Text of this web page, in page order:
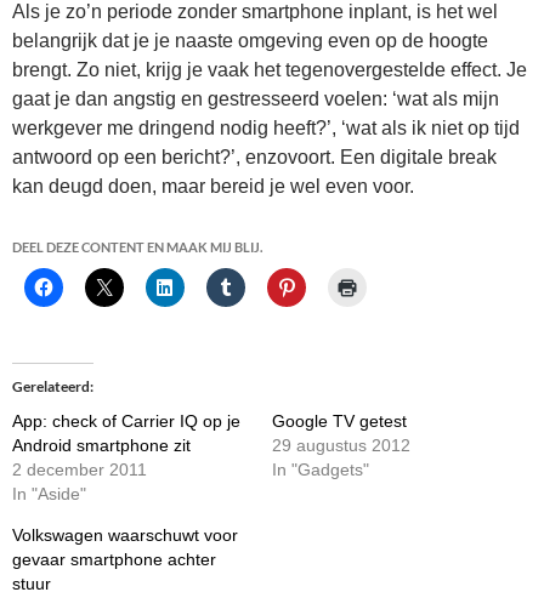
Als je zo’n periode zonder smartphone inplant, is het wel
belangrijk dat je je naaste omgeving even op de hoogte
brengt. Zo niet, krijg je vaak het tegenovergestelde effect. Je
gaat je dan angstig en gestresseerd voelen: ‘wat als mijn
werkgever me dringend nodig heeft?’, ‘wat als ik niet op tijd
antwoord op een bericht?’, enzovoort. Een digitale break
kan deugd doen, maar bereid je wel even voor.
DEEL DEZE CONTENT EN MAAK MIJ BLIJ.
Gerelateerd
App: check of Carrier IQ op je
Android smartphone zit
2 december 2011
In "Aside"
Google TV getest
29 augustus 2012
In "Gadgets"
Volkswagen waarschuwt voor
gevaar smartphone achter
stuur